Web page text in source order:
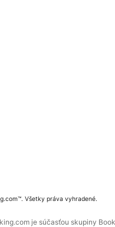
Všetky práva vyhradené.
je súčasťou skupiny